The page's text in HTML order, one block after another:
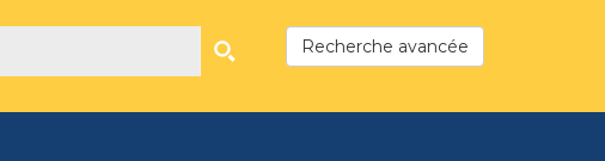
Recherche avancée